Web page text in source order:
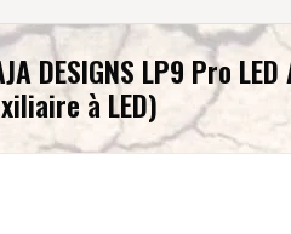
DESIGNS LP9 Pro
à LED)